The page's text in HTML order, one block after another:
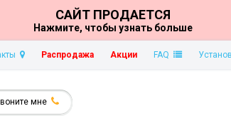
САЙТ ПРОДАЕТСЯ
Нажмите, чтобы узнать больше
Распродажа Акции FAQ
мне